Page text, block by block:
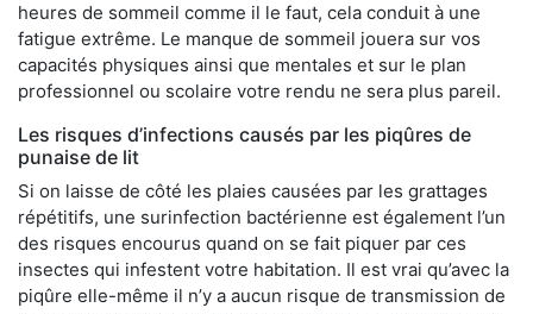
heures de sommeil comme il le faut, cela conduit à une
fatigue extrême. Le manque de sommeil jouera sur vos
capacités physiques ainsi que mentales et sur le plan
professionnel ou scolaire votre rendu ne sera plus pareil.
Les risques d’infections causés par les piqûres de
punaise de lit
Si on laisse de côté les plaies causées par les grattages
répétitifs, une surinfection bactérienne est également l’un
des risques encourus quand on se fait piquer par ces
insectes qui infestent votre habitation. Il est vrai qu’avec la
piqûre elle-même il n’y a aucun risque de transmission de